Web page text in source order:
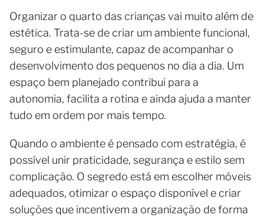
Organizar o quarto das crianças vai muito além de
estética. Trata-se de criar um ambiente funcional,
seguro e estimulante, capaz de acompanhar o
desenvolvimento dos pequenos no dia a dia. Um
espaço bem planejado contribui para a
autonomia, facilita a rotina e ainda ajuda a manter
tudo em ordem por mais tempo.
Quando o ambiente é pensado com estratégia, é
possível unir praticidade, segurança e estilo sem
complicação. O segredo está em escolher móveis
adequados, otimizar o espaço disponível e criar
soluções que incentivem a organização de forma